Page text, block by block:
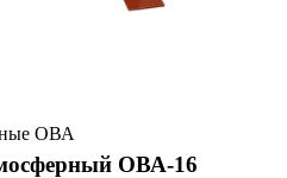
ОВА
ОВА-16